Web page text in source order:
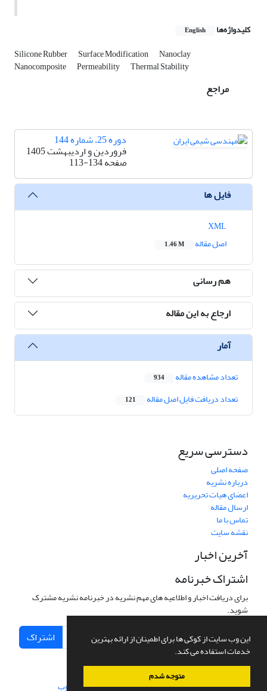
این وب سایت از کوکی ها برای اطمینان از ارائه بهترین
خدمات استفاده می کند.
متوجه شدم
کلیدواژه‌ها English
Silicone Rubber Surface Modification Nanoclay
Nanocomposite Permeability Thermal Stability
مراجع
دوره 25، شماره 144
فروردین و اردیبهشت 1405
صفحه113-134
فایل ها
اصل مقاله
1.46 M
هم رسانی
ارجاع به این مقاله
آمار
تعداد مشاهده مقاله 934
تعداد دریافت فایل اصل مقاله 121
دسترسی سریع
صفحه اصلی
درباره نشریه
اعضای هیات تحریریه
ارسال مقاله
تماس با ما
نقشه سایت
آخرین اخبار
اشتراک خبرنامه
برای دریافت اخبار و اطلاعیه های مهم نشریه در خبرنامه نشریه مشترک
شوید.
اشتراک
سامانه مدیریت نشریات علمی.طراحی و پیاده سازی از سیناوب